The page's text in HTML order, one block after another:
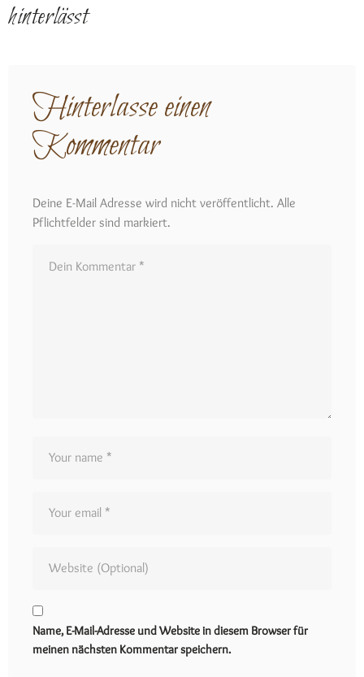
hinterlässt
Hinterlasse einen
Kommentar
Deine E-Mail Adresse wird nicht veröffentlicht. Alle
Pflichtfelder sind markiert.
Name, E-Mail-Adresse und Website in diesem Browser für
meinen nächsten Kommentar speichern.